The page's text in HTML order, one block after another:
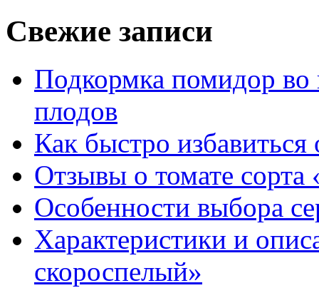
Свежие записи
Подкормка помидор во
плодов
Как быстро избавиться
Отзывы о томате сорта
Особенности выбора
Характеристики и
скороспелый»